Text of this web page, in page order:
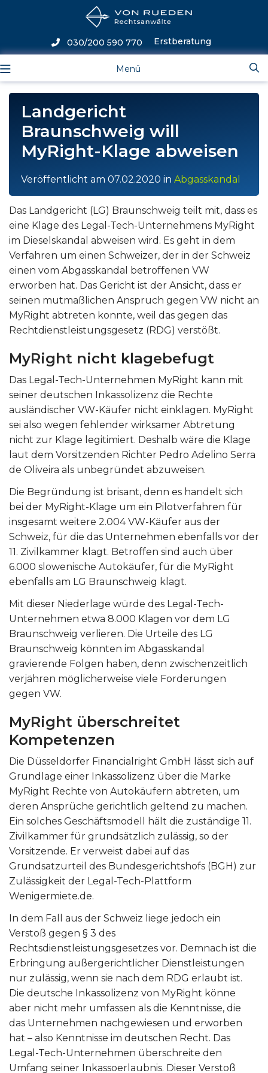
Menü
030/200 590 770 Erstberatung
Landgericht
Braunschweig will
MyRight-Klage abweisen
Veröffentlicht am 07.02.2020 in Abgasskandal
Das Landgericht (LG) Braunschweig teilt mit, dass es
eine Klage des Legal-Tech-Unternehmens MyRight
im Dieselskandal abweisen wird. Es geht in dem
Verfahren um einen Schweizer, der in der Schweiz
einen vom Abgasskandal betroffenen VW
erworben hat. Das Gericht ist der Ansicht, dass er
seinen mutmaßlichen Anspruch gegen VW nicht an
MyRight abtreten konnte, weil das gegen das
Rechtdienstleistungsgesetz (RDG) verstößt.
MyRight nicht klagebefugt
Das Legal-Tech-Unternehmen MyRight kann mit
seiner deutschen Inkassolizenz die Rechte
ausländischer VW-Käufer nicht einklagen. MyRight
sei also wegen fehlender wirksamer Abtretung
nicht zur Klage legitimiert. Deshalb wäre die Klage
laut dem Vorsitzenden Richter Pedro Adelino Serra
de Oliveira als unbegründet abzuweisen.
Die Begründung ist brisant, denn es handelt sich
bei der MyRight-Klage um ein Pilotverfahren für
insgesamt weitere 2.004 VW-Käufer aus der
Schweiz, für die das Unternehmen ebenfalls vor der
11. Zivilkammer klagt. Betroffen sind auch über
6.000 slowenische Autokäufer, für die MyRight
ebenfalls am LG Braunschweig klagt.
Mit dieser Niederlage würde des Legal-Tech-
Unternehmen etwa 8.000 Klagen vor dem LG
Braunschweig verlieren. Die Urteile des LG
Braunschweig könnten im Abgasskandal
gravierende Folgen haben, denn zwischenzeitlich
verjähren möglicherweise viele Forderungen
gegen VW.
MyRight überschreitet
Kompetenzen
Die Düsseldorfer Financialright GmbH lässt sich auf
Grundlage einer Inkassolizenz über die Marke
MyRight Rechte von Autokäufern abtreten, um
deren Ansprüche gerichtlich geltend zu machen.
Ein solches Geschäftsmodell hält die zuständige 11.
Zivilkammer für grundsätzlich zulässig, so der
Vorsitzende. Er verweist dabei auf das
Grundsatzurteil des Bundesgerichtshofs (BGH) zur
Zulässigkeit der Legal-Tech-Plattform
Wenigermiete.de.
In dem Fall aus der Schweiz liege jedoch ein
Verstoß gegen § 3 des
Rechtsdienstleistungsgesetzes vor. Demnach ist die
Erbringung außergerichtlicher Dienstleistungen
nur zulässig, wenn sie nach dem RDG erlaubt ist.
Die deutsche Inkassolizenz von MyRight könne
aber nicht mehr umfassen als die Kenntnisse, die
das Unternehmen nachgewiesen und erworben
hat – also Kenntnisse im deutschen Recht. Das
Legal-Tech-Unternehmen überschreite den
Umfang seiner Inkassoerlaubnis. Dieser Verstoß